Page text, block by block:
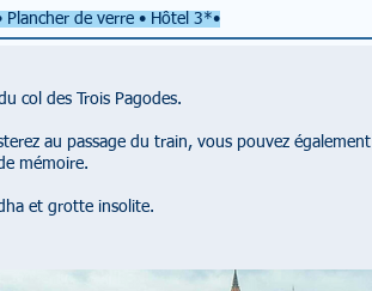
Plancher de verre • Hôtel 3*•
col des Trois Pagodes.
au passage du train, vous pouvez également
mémoire.
et grotte insolite.